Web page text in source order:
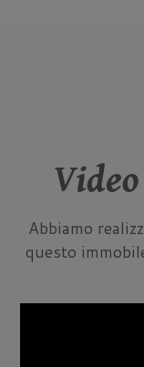
Abbiamo
questo